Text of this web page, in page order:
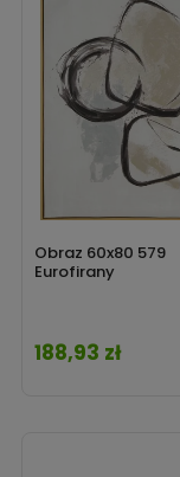
Obraz 60x80 579
Eurofirany
Cena
188,93 zł